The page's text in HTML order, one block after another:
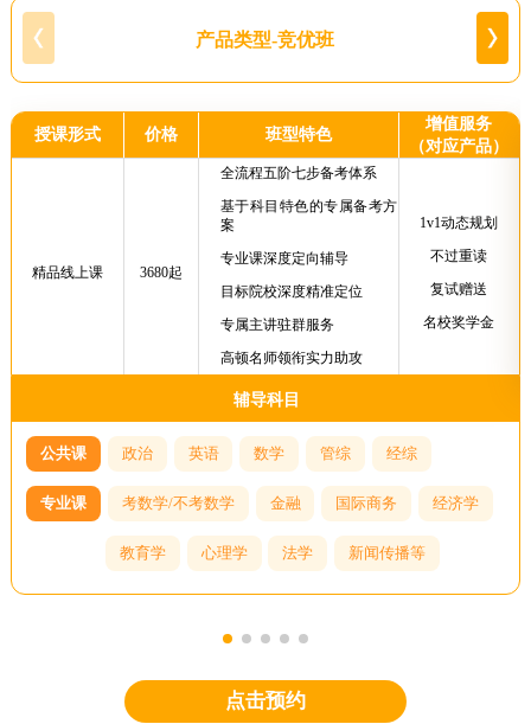
产品类型-竞优班
授课形式 价格 班型特色
增值服务
（对应产品）
精品线上课 3680起
全流程五阶七步备考体系
基于科目特色的专属备考方
案
专业课深度定向辅导
目标院校深度精准定位
专属主讲驻群服务
高顿名师领衔实力助攻
1v1动态规划
不过重读
复试赠送
名校奖学金
辅导科目
公共课 政治 英语 数学 管综 经综
专业课 考数学/不考数学 金融 国际商务 经济学
教育学 心理学 法学 新闻传播等
点击预约